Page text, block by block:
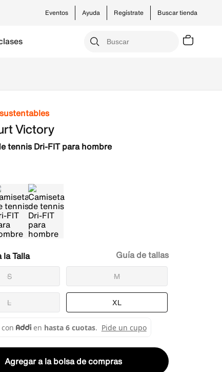
Buscar tienda
Ayuda Regístrate
Eventos
Victory
tennis Dri-FIT para hombre
Talla
S M
L XL
Guía de tallas
Agregar a la bolsa de compras